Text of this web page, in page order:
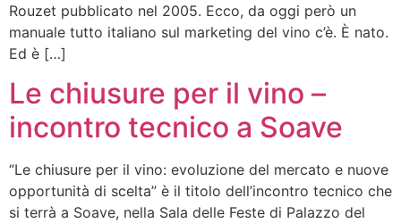
Rouzet pubblicato nel 2005. Ecco, da oggi però un
manuale tutto italiano sul marketing del vino c’è. È nato.
Ed è […]
Le chiusure per il vino –
incontro tecnico a Soave
“Le chiusure per il vino: evoluzione del mercato e nuove
opportunità di scelta” è il titolo dell’incontro tecnico che
si terrà a Soave, nella Sala delle Feste di Palazzo del